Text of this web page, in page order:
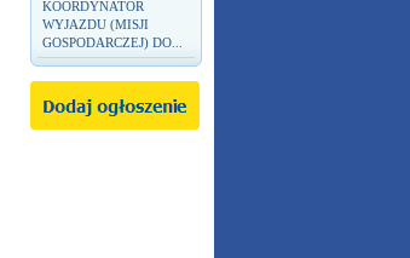
KOORDYNATOR
WYJAZDU (MISJI
GOSPODARCZEJ) DO...